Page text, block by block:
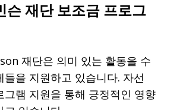
슨 재단 보조금 프로그
재단은 의미 있는 활동을 수
들을 지원하고 있습니다. 자선
그램 지원을 통해 긍정적인 영향